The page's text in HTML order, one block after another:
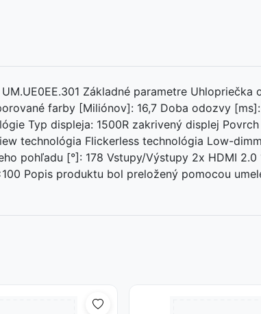
Základné parametre
farby [Miliónov]: 16,7 Doba odozvy
Typ displeja: 1500R zakrivený displej
technológia Flickerless technológia Low-
pohľadu [°]: 178 Vstupy/Výstupy 2x HDMI
Popis produktu bol preložený pomocou